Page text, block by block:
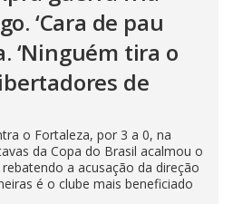
‘Cara de pau
‘Ninguém tira o
de
o Fortaleza, por 3 a 0, na
da Copa do Brasil acalmou o
a acusação da direção
é o clube mais beneficiado